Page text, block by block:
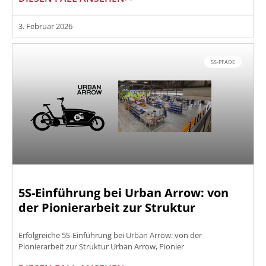
3. Februar 2026
5S-PFADE
5S-Einführung bei Urban Arrow: von
der Pionierarbeit zur Struktur
Erfolgreiche 5S-Einführung bei Urban Arrow: von der
Pionierarbeit zur Struktur Urban Arrow, Pionier